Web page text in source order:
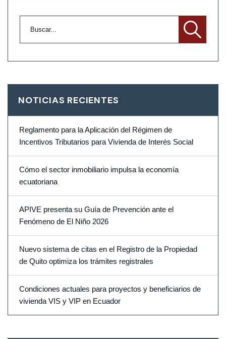
NOTICIAS RECIENTES
Reglamento para la Aplicación del Régimen de
Incentivos Tributarios para Vivienda de Interés Social
Cómo el sector inmobiliario impulsa la economía
ecuatoriana
APIVE presenta su Guía de Prevención ante el
Fenómeno de El Niño 2026
Nuevo sistema de citas en el Registro de la Propiedad
de Quito optimiza los trámites registrales
Condiciones actuales para proyectos y beneficiarios de
vivienda VIS y VIP en Ecuador